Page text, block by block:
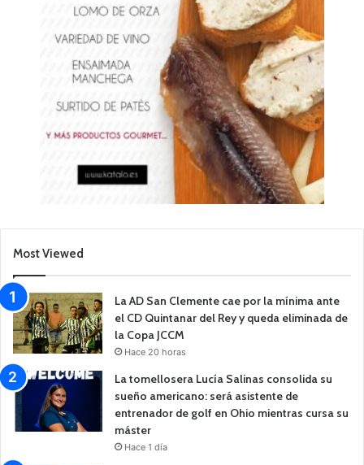
Most Viewed
La AD San Clemente cae por la mínima ante
el CD Quintanar del Rey y queda eliminada de
la Copa JCCM
Hace 20 horas
La tomellosera Lucía Salinas consolida su
sueño americano: será asistente de
entrenador de golf en Ohio mientras cursa su
máster
Hace 1 día